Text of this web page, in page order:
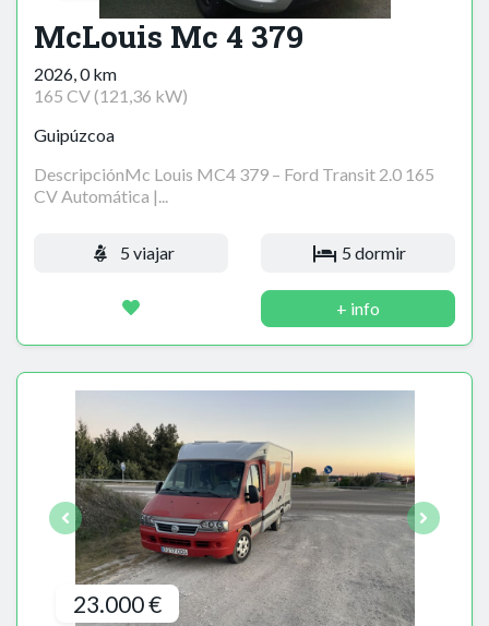
McLouis Mc 4 379
2026, 0 km
165 CV (121,36 kW)
Guipúzcoa
DescripciónMc Louis MC4 379 – Ford Transit 2.0 165
CV Automática |...
5 viajar 5 dormir
+ info
23.000 €